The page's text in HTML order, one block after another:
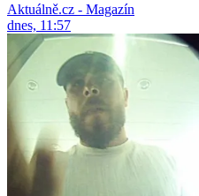
Aktuálně.cz - Magazín
dnes, 11:57